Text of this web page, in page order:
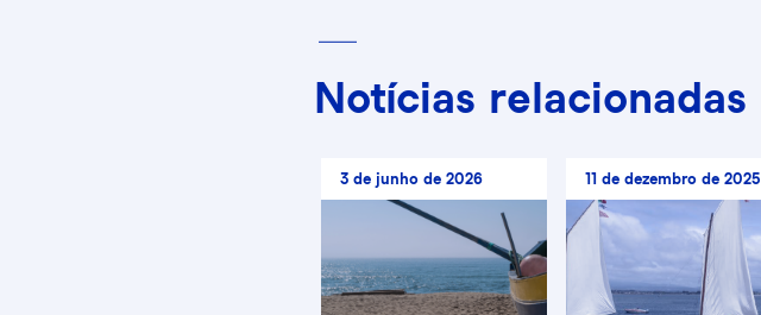
Notícias relacionadas
3 de junho de 2026 11 de dezembro de 2025